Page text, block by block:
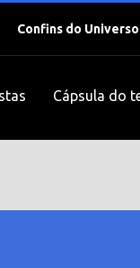
Confins do Universo
Cápsula do